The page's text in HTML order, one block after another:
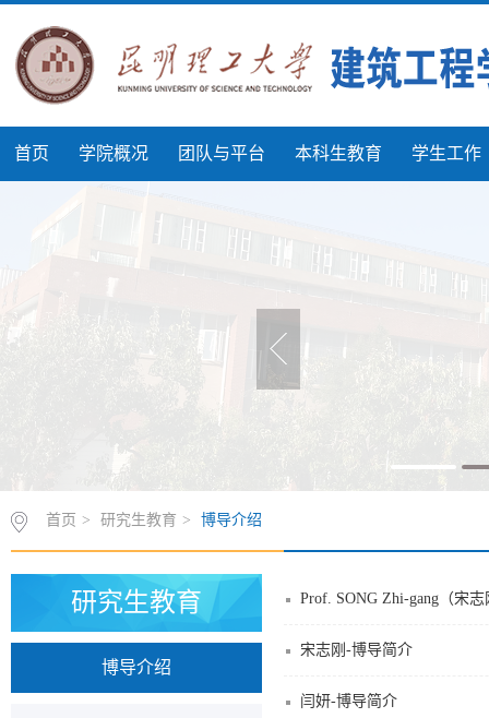
首页 学院概况 团队与平台 本科生教育 学生工作
首页 > 研究生教育 > 博导介绍
研究生教育
博导介绍
Prof. SONG Zhi-gang（宋
宋志刚-博导简介
闫妍-博导简介